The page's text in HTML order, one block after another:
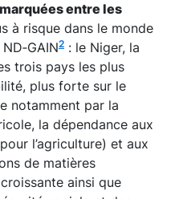
entre les
à risque dans le monde
2 : le Niger, la
trois pays les plus
plus forte sur le
notamment par la
la dépendance aux
l’agriculture) et aux
de matières
ainsi que